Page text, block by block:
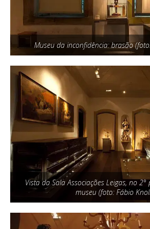
Museu da inconfidência: brasão
Vista da Sala Associações Leigas, no
museu (foto: Fábio